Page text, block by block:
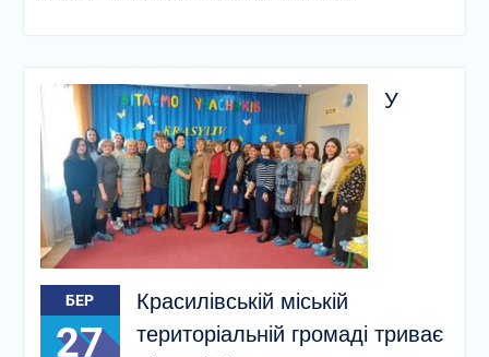
БЕР
27
У
Красилівській міській
територіальній громаді триває